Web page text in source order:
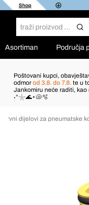
Shop
Asortiman Područja
Poštovani kupci,
odmor od 3.8. do 7.8. te u
Jankomiru neće raditi,
˖°𓇼🌊⋆🐚🫧
dijelovi za pneumatske